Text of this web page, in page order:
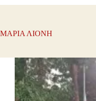
ΜΑΡΙΑ ΛΙΟΝΗ